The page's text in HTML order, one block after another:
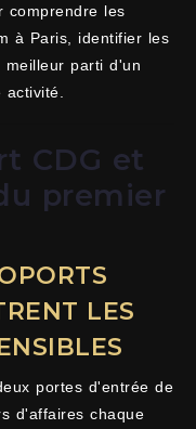
comprendre les
à Paris, identifier les
parti d'un
CDG et
premier
LES
portes d'entrée de
d'affaires chaque